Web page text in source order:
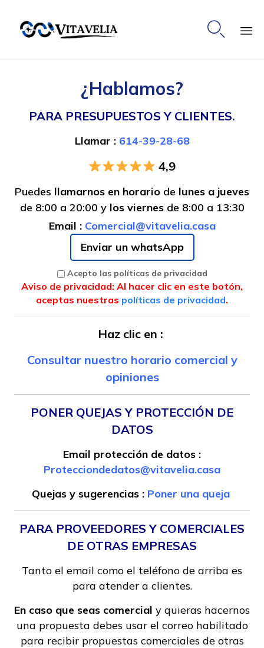

¿Hablamos?
PARA PRESUPUESTOS Y CLIENTES.
Llamar : 614-39-28-68
4,9
Puedes llamarnos en horario de lunes a jueves
de 8:00 a 20:00 y los viernesde 8:00 a 13:30
Email : Comercial@vitavelia.casa
Enviar un whatsApp
Acepto las políticas de privacidad
Aviso de privacidad: Al hacer clic en este botón,
aceptas nuestras políticas de privacidad.
Haz clic en :
Consultar nuestro horario comercial y
opiniones
PONER QUEJAS Y PROTECCIÓN DE
DATOS
Email protección de datos :
Protecciondedatos@vitavelia.casa
Quejas y sugerencias : Poner una queja
PARA PROVEEDORES Y COMERCIALES
DE OTRAS EMPRESAS
Tanto el email como el teléfono de arriba es
para atender a clientes.
En caso que seas comercial y quieras hacernos
una propuesta debes usar el correo habilitado
para recibir propuestas comerciales de otras